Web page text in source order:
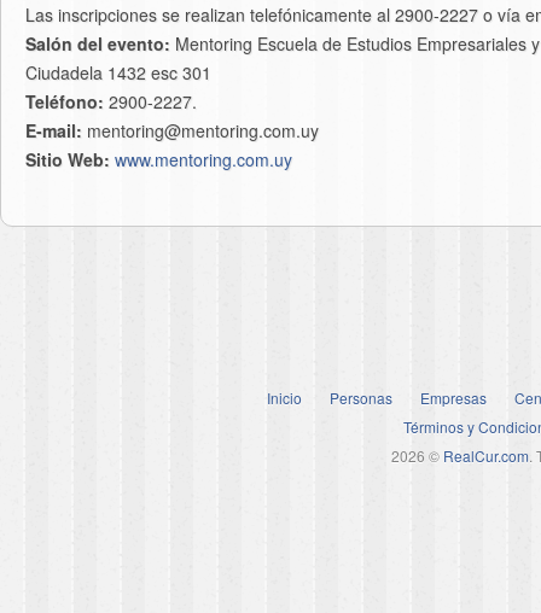
Las inscripciones se realizan telefónicamente al 2900-2227 o vía
Salón del evento: Mentoring Escuela de Estudios Empresariales
Ciudadela 1432 esc 301
Teléfono: 2900-2227.
E-mail: mentoring@mentoring.com.uy
Sitio Web: www.mentoring.com.uy
Inicio Personas Empresas
Términos y
2026 © RealCur.com.